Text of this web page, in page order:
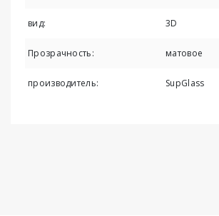
вид: 3D
Прозрачность: матовое
производитель: SupGlass